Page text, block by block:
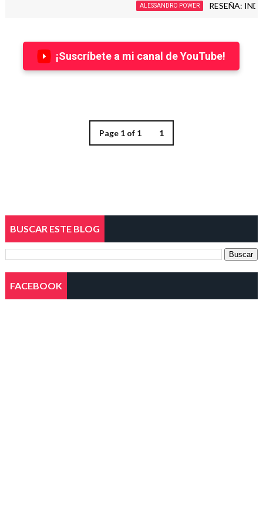
ALESSANDRO POWER RESEÑA:
¡Suscríbete a mi canal de YouTube!
Page 1 of 1 1
BUSCAR ESTE BLOG
FACEBOOK